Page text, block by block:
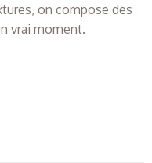
on compose des
vrai moment.